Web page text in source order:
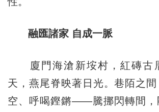
融匯諸家 自成一脈
廈門海滄新垵村，紅磚古
天，燕尾脊映著日光。巷陌之
空、呼喝鏗鏘——騰挪閃轉間，